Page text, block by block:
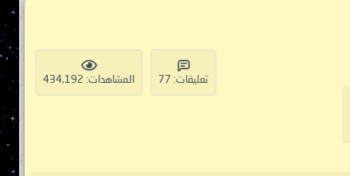
تعليقات: 77 المشاهدات: 434,192